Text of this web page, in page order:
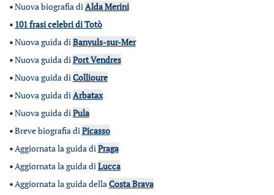
•Nuova biografia diAlda Merini
• 101 frasi celebri di Totò
•Nuova guida diBanyuls-sur-Mer
•Nuova guida diPort Vendres
•Nuova guida diCollioure
•Nuova guida diArbatax
•Nuova guida diPula
•Breve biografia diPicasso
•Aggiornata la guida diPraga
•Aggiornata la guida diLucca
•Aggiornata la guida dellaCosta Brava